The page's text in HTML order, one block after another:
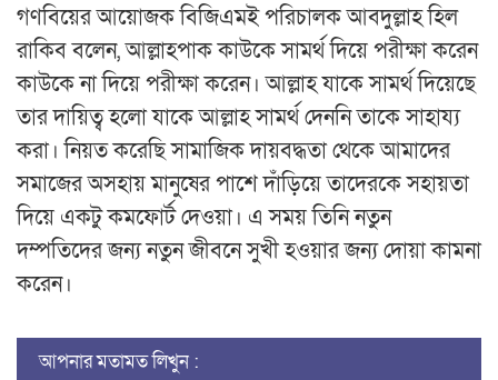
গণবিয়ের আয়োজক বিজিএমই পরিচালক আবদুল্লাহ হিল
রাকিব বলেন, আল্লাহপাক কাউকে সামর্থ দিয়ে পরীক্ষা করেন
কাউকে না দিয়ে পরীক্ষা করেন। আল্লাহ যাকে সামর্থ দিয়েছে
তার দায়িত্ব হলো যাকে আল্লাহ সামর্থ দেননি তাকে সাহায্য
করা। নিয়ত করেছি সামাজিক দায়বদ্ধতা থেকে আমাদের
সমাজের অসহায় মানুষের পাশে দাঁড়িয়ে তাদেরকে সহায়তা
দিয়ে একটু কমফোর্ট দেওয়া। এ সময় তিনি নতুন
দম্পতিদের জন্য নতুন জীবনে সুখী হওয়ার জন্য দোয়া কামনা
করেন।
আপনার মতামত লিখুন :